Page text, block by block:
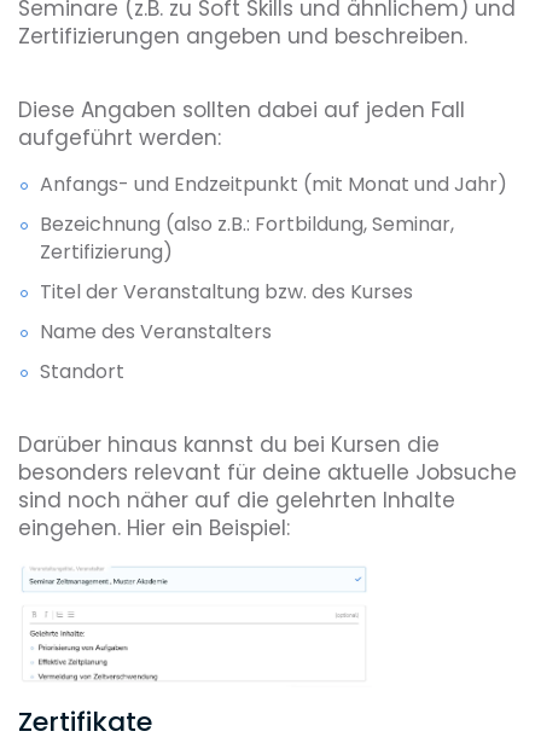
Seminare (z.B. zu Soft Skills und ähnlichem) und
Zertifizierungen angeben und beschreiben.
Diese Angaben sollten dabei auf jeden Fall
aufgeführt werden:
Anfangs- und Endzeitpunkt (mit Monat und Jahr)
Bezeichnung (also z.B.: Fortbildung, Seminar,
Zertifizierung)
Titel der Veranstaltung bzw. des Kurses
Name des Veranstalters
Standort
Darüber hinaus kannst du bei Kursen die
besonders relevant für deine aktuelle Jobsuche
sind noch näher auf die gelehrten Inhalte
eingehen. Hier ein Beispiel:
Zertifikate